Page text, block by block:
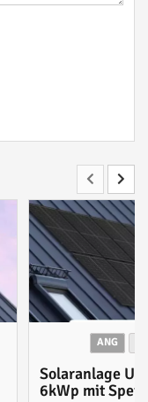
ANG
Solaranlage
6kWp mit